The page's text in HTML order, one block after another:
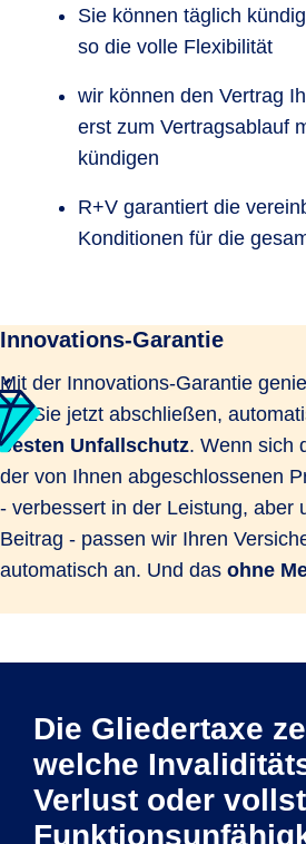
Sie können täglich
so die volle Flexibilität
wir können den Vertrag
erst zum Vertragsablauf
kündigen
R+V garantiert die
Konditionen für die
Innovations-Garantie
Mit der Innovations-Garantie
die Sie jetzt abschließen,
besten Unfallschutz. Wenn sich
der von Ihnen abgeschlossenen
- verbessert in der Leistung, aber
Beitrag - passen wir Ihren
automatisch an. Und das ohne
Die Gliedertaxe
welche
Verlust oder